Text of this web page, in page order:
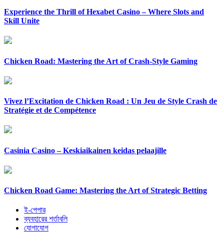
Experience the Thrill of Hexabet Casino – Where Slots and
Skill Unite
Chicken Road: Mastering the Art of Crash-Style Gaming
Vivez l’Excitation de Chicken Road : Un Jeu de Style Crash de
Stratégie et de Compétence
Casinia Casino – Keskiaikainen keidas pelaajille
Chicken Road Game: Mastering the Art of Strategic Betting
ই-পেপার
ব্যবহারের শর্তাবলি
যোগাযোগ